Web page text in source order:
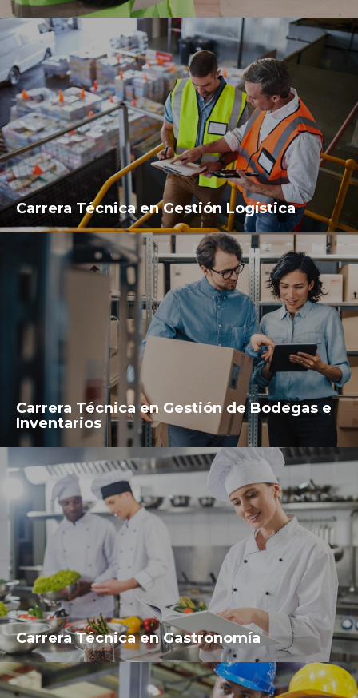
Carrera Técnica en Gestión Logística
Carrera Técnica en Gestión de Bodegas e
Inventarios
Carrera Técnica en Gastronomía